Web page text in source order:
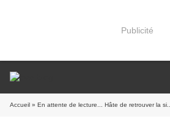
Publicité
Accueil » En attente de lecture... Hâte de retrouver la si...